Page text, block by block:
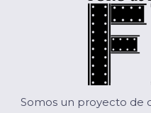
Somos un proyecto de